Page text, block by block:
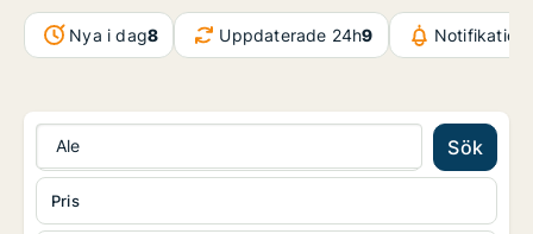
Nya i dag8 Uppdaterade 24h9
Ale Sök
Pris